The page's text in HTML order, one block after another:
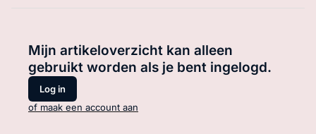
Mijn artikeloverzicht kan alleen
gebruikt worden als je bent ingelogd.
Log in
of maak een account aan